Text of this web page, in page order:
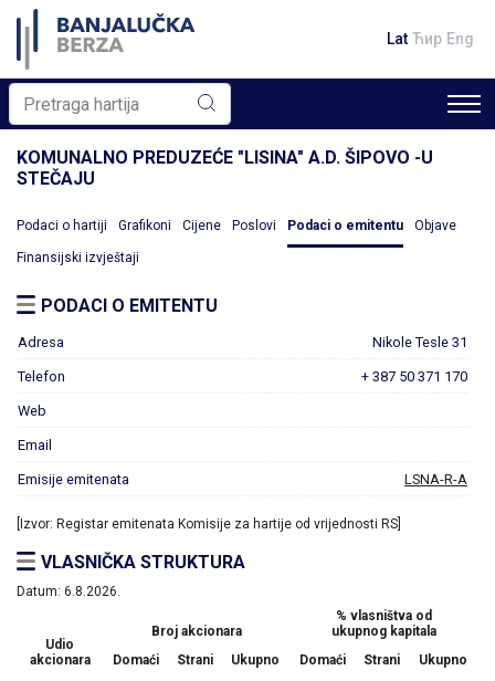
Lat Ћир Eng
KOMUNALNO PREDUZEĆE "LISINA" A.D. ŠIPOVO -U
STEČAJU
Podaci o hartiji Grafikoni Cijene Poslovi Podaci o emitentu Objave
Finansijski izvještaji
PODACI O EMITENTU
Adresa Nikole Tesle 31
Telefon + 387 50 371 170
Web
Email
Emisije emitenata LSNA-R-A
[Izvor: Registar emitenata Komisije za hartije od vrijednosti RS]
VLASNIČKA STRUKTURA
Datum: 6.8.2026.
Udio
akcionara
Broj akcionara
% vlasništva od
ukupnog kapitala
Domaći
Strani Ukupno Domaći Strani Ukupno